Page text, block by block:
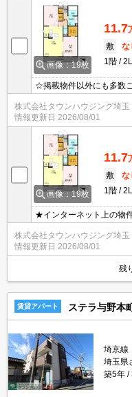
画像：19枚
11.7
敷
な
1階
☆掲載物件以外にも多数
お探しさせて頂きます♪
株式会社タウンハウジング埼玉
情報更新日 2026/08/01
画像：19枚
11.7
敷
な
1階
★インターネット上の物
紹介致します★お部屋探
東大宮店まで★
株式会社タウンハウジング埼玉
情報更新日 2026/08/01
残
賃貸アパート ステラ与野本
埼京線
埼玉県
築5年